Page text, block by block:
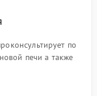
по
печи а также